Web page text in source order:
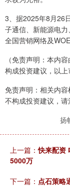
3、据2025年8月26
子通信、新能源电力
全国营销网络及
（免责声明：本内
构成投资建议，以上
免责声明：相关内
不构成投资建议，请
扬
上一篇：快来配资
5000万
下一篇： 点石策略